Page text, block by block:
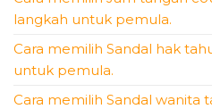
langkah untuk pemula.
Cara memilih Sandal hak
untuk pemula.
Cara memilih Sandal wanita